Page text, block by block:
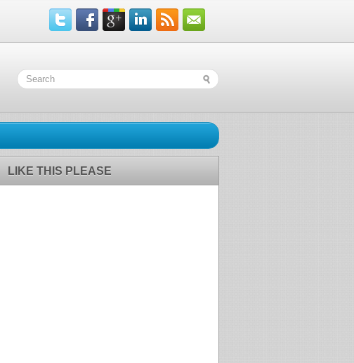
LIKE THIS PLEASE